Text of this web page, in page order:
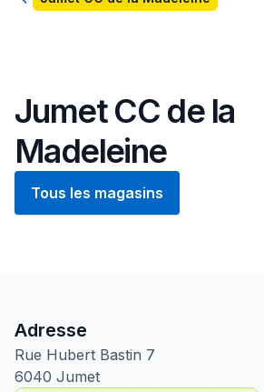
Jumet CC de la
Madeleine
Tous les magasins
Adresse
Rue Hubert Bastin 7
6040 Jumet